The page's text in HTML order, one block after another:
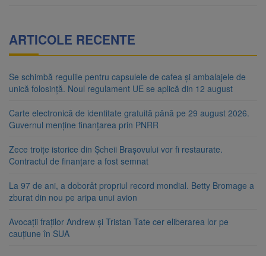
ARTICOLE RECENTE
Se schimbă regulile pentru capsulele de cafea și ambalajele de
unică folosință. Noul regulament UE se aplică din 12 august
Carte electronică de identitate gratuită până pe 29 august 2026.
Guvernul menține finanțarea prin PNRR
Zece troițe istorice din Șcheii Brașovului vor fi restaurate.
Contractul de finanțare a fost semnat
La 97 de ani, a doborât propriul record mondial. Betty Bromage a
zburat din nou pe aripa unui avion
Avocații fraților Andrew și Tristan Tate cer eliberarea lor pe
cauțiune în SUA